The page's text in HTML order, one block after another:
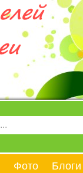
Фото Блоги